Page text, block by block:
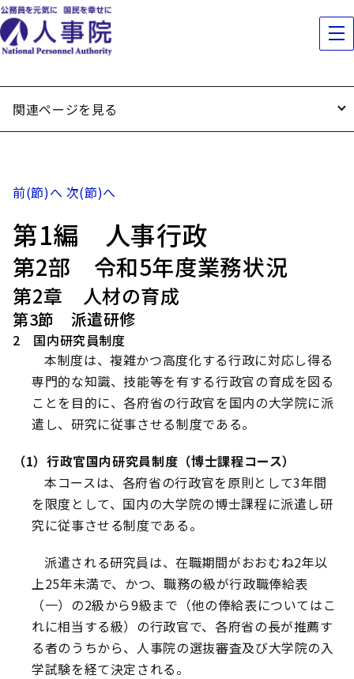
関連ページを見る
前(節)へ 次(節)へ
第1編 人事行政
第2部 令和5年度業務状況
第2章 人材の育成
第3節 派遣研修
2 国内研究員制度
本制度は、複雑かつ高度化する行政に対応し得る
専門的な知識、技能等を有する行政官の育成を図る
ことを目的に、各府省の行政官を国内の大学院に派
遣し、研究に従事させる制度である。
（1）行政官国内研究員制度（博士課程コース）
本コースは、各府省の行政官を原則として3年間
を限度として、国内の大学院の博士課程に派遣し研
究に従事させる制度である。
派遣される研究員は、在職期間がおおむね2年以
上25年未満で、かつ、職務の級が行政職俸給表
（一）の2級から9級まで（他の俸給表についてはこ
れに相当する級）の行政官で、各府省の長が推薦す
る者のうちから、人事院の選抜審査及び大学院の入
学試験を経て決定される。